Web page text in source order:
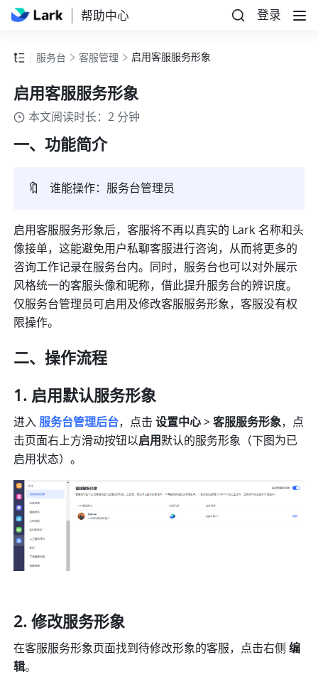
帮助中心 登录
服务台 客服管理 启用客服服务形象
启用客服服务形象
本文阅读时长：2 分钟
一、功能简介
🔖 谁能操作：服务台管理员
启用客服服务形象后，客服将不再以真实的 Lark 名称和头
像接单，这能避免用户私聊客服进行咨询，从而将更多的
咨询工作记录在服务台内。同时，服务台也可以对外展示
风格统一的客服头像和昵称，借此提升服务台的辨识度。
仅服务台管理员可启用及修改客服服务形象，客服没有权
限操作。
二、操作流程
启用默认服务形象
进入 服务台管理后台，点击 设置中心 > 客服服务形象，点
击页面右上方滑动按钮以启用默认的服务形象（下图为已
启用状态）。
修改服务形象
在客服服务形象页面找到待修改形象的客服，点击右侧 编
辑。